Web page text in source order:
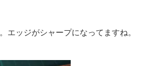
エッジがシャープになってますね。